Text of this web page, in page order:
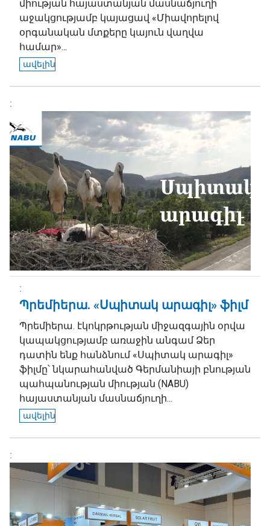
միության հայաստանյան մասնաճյուղի
աջակցությամբ կայացավ «Միավորելով
օրգանական մտքերը կայուն վաղվա
համար»...
ավելին
Պրեմիերա. «Սպիտակ արագիլ» ֆիլմ
Պրեմիերա. էկոկրթության միջազգային օրվա
կապակցությամբ առաջին անգամ Ձեր
դատին ենք հանձնում «Սպիտակ արագիլ»
ֆիլմը՝ նկարահանված Գերմանիայի բնության
պահպանության միության (NABU)
հայաստանյան մասնաճյուղի...
ավելին